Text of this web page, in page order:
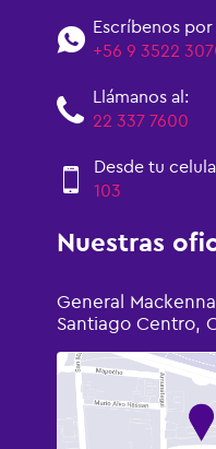
Escríbenos
+56 9 3522
Llámanos al:
22 337 7600
Desde tu
103
Nuestras
General
Santiago Centro,